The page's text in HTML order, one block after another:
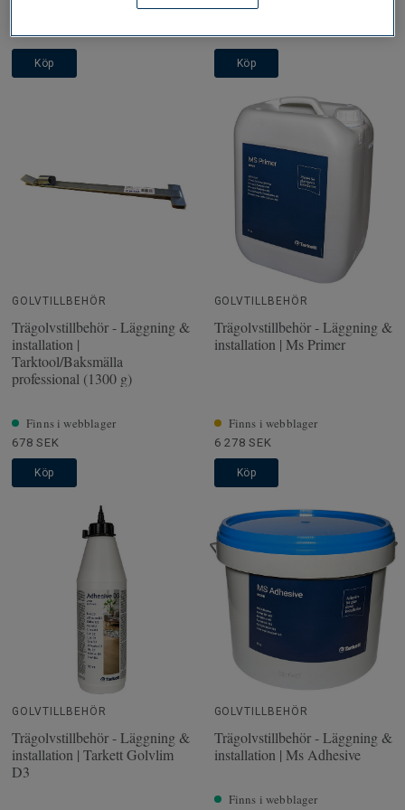
410 SEK
Köp
Finns i webblager
187 SEK
Köp
GOLVTILLBEHÖR
Trägolvstillbehör - Läggning &
installation |
Tarktool/Baksmälla
professional (1300 g)
Finns i webblager
678 SEK
Köp
GOLVTILLBEHÖR
Trägolvstillbehör - Läggning &
installation | Ms Primer
Finns i webblager
6 278 SEK
Köp
GOLVTILLBEHÖR
Trägolvstillbehör - Läggning &
installation | Tarkett Golvlim
D3
GOLVTILLBEHÖR
Trägolvstillbehör - Läggning &
installation | Ms Adhesive
Finns i webblager